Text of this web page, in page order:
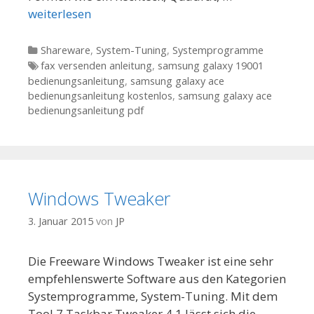
weiterlesen
Kategorien
Shareware, System-Tuning, Systemprogramme
Tags
fax versenden anleitung, samsung galaxy 19001
bedienungsanleitung, samsung galaxy ace
bedienungsanleitung kostenlos, samsung galaxy ace
bedienungsanleitung pdf
Windows Tweaker
3. Januar 2015 von JP
Die Freeware Windows Tweaker ist eine sehr
empfehlenswerte Software aus den Kategorien
Systemprogramme, System-Tuning. Mit dem